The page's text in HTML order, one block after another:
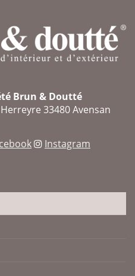
Brun & Doutté
33480 Avensan
Instagram